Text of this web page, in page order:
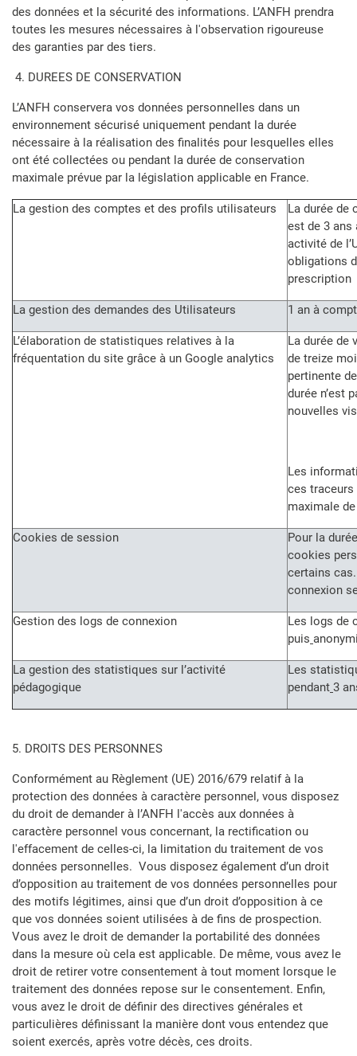
des données et la sécurité des informations. L’ANFH prendra
toutes les mesures nécessaires à l'observation rigoureuse
des garanties par des tiers.
4. DUREES DE CONSERVATION
L’ANFH conservera vos données personnelles dans un
environnement sécurisé uniquement pendant la durée
nécessaire à la réalisation des finalités pour lesquelles elles
ont été collectées ou pendant la durée de conservation
maximale prévue par la législation applicable en France.
La gestion des comptes et des profils utilisateurs
La durée de
est de 3 ans
activité de
obligations
prescription
La gestion des demandes des Utilisateurs 1 an à
L’élaboration de statistiques relatives à la
fréquentation du site grâce à un Google analytics
La durée de
de treize
pertinente
durée n’est
nouvelles
Les
ces traceurs
maximale
Cookies de session
Pour la
cookies
certains
connexion
Gestion des logs de connexion
Les logs de
puis
La gestion des statistiques sur l’activité
pédagogique
Les
pendant 3
5. DROITS DES PERSONNES
Conformément au Règlement (UE) 2016/679 relatif à la
protection des données à caractère personnel, vous disposez
du droit de demander à l’ANFH l'accès aux données à
caractère personnel vous concernant, la rectification ou
l'effacement de celles-ci, la limitation du traitement de vos
données personnelles. Vous disposez également d’un droit
d’opposition au traitement de vos données personnelles pour
des motifs légitimes, ainsi que d’un droit d’opposition à ce
que vos données soient utilisées à de fins de prospection.
Vous avez le droit de demander la portabilité des données
dans la mesure où cela est applicable. De même, vous avez le
droit de retirer votre consentement à tout moment lorsque le
traitement des données repose sur le consentement. Enfin,
vous avez le droit de définir des directives générales et
particulières définissant la manière dont vous entendez que
soient exercés, après votre décès, ces droits.